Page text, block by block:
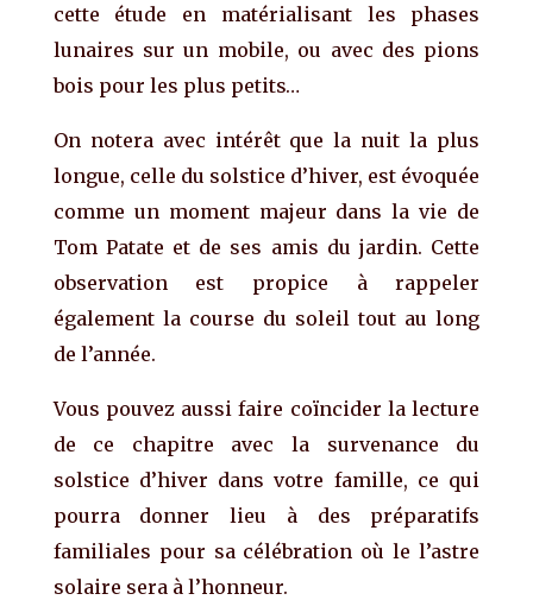
cette étude en matérialisant les phases
lunaires sur un mobile, ou avec des pions
bois pour les plus petits…
On notera avec intérêt que la nuit la plus
longue, celle du solstice d’hiver, est évoquée
comme un moment majeur dans la vie de
Tom Patate et de ses amis du jardin. Cette
observation est propice à rappeler
également la course du soleil tout au long
de l’année.
Vous pouvez aussi faire coïncider la lecture
de ce chapitre avec la survenance du
solstice d’hiver dans votre famille, ce qui
pourra donner lieu à des préparatifs
familiales pour sa célébration où le l’astre
solaire sera à l’honneur.